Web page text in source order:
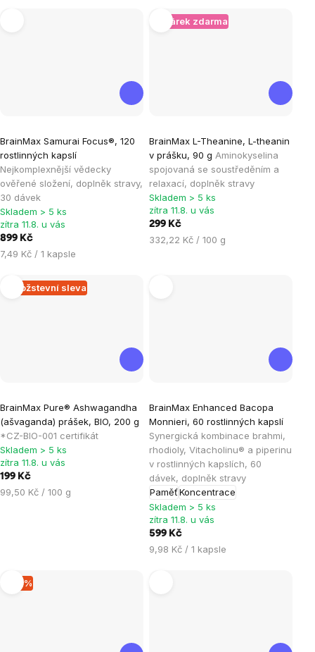
BrainMax Samurai Focus®, 120
rostlinných kapslí
Nejkomplexnější vědecky
ověřené složení, doplněk stravy,
30 dávek
hodnocení
produktu
je
4,9
z
5
hvězdiček.
Skladem > 5 ks
zítra 11.8. u vás
899 Kč
Měrná
7,49 Kč / 1 kapsle
+ Dárek zdarma
BrainMax L-Theanine, L-theanin
v prášku, 90 g Aminokyselina
spojovaná se soustředěním a
relaxací, doplněk stravy
hodnocení
produktu
je
4,9
z
Skladem > 5 ks
zítra 11.8. u vás
299 Kč
Měrná
332,22 Kč / 100 g
Množstevní sleva
BrainMax Pure® Ashwagandha
(ašvaganda) prášek, BIO, 200 g
*CZ-BIO-001 certifikát
hodnocení
produktu
je
4,9
z
5
Skladem > 5 ks
zítra 11.8. u vás
199 Kč
Měrná
99,50 Kč / 100 g
BrainMax Enhanced Bacopa
Monnieri, 60 rostlinných kapslí
Synergická kombinace brahmi,
rhodioly, Vitacholinu® a piperinu
v rostlinných kapslích, 60
dávek, doplněk stravy
PaměťKoncentrace
hodnocení
produktu
je
5,0
z
5
hvězdiček.
Skladem > 5 ks
zítra 11.8. u vás
599 Kč
Měrná
9,98 Kč / 1 kapsle
–10 %